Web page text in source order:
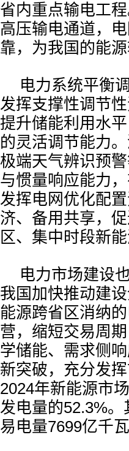
省内重点输电工
高压输电通道，
靠，为我国的能
电力系统平衡
发挥支撑性调节
提升储能利用水
的灵活调节能力
极端天气辨识预
与惯量响应能力
发挥电网优化配
济、备用共享，
区、集中时段新能
电力市场建设
我国加快推动建
能源跨省区消纳
营，缩短交易周
学储能、需求侧
新突破，充分发
2024年新能源市
发电量的52.3%
易电量7699亿千